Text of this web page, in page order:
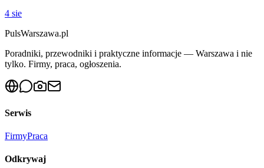
4 sie
PulsWarszawa.pl
Poradniki, przewodniki i praktyczne informacje — Warszawa i nie
tylko. Firmy, praca, ogłoszenia.
Serwis
FirmyPraca
Odkrywaj